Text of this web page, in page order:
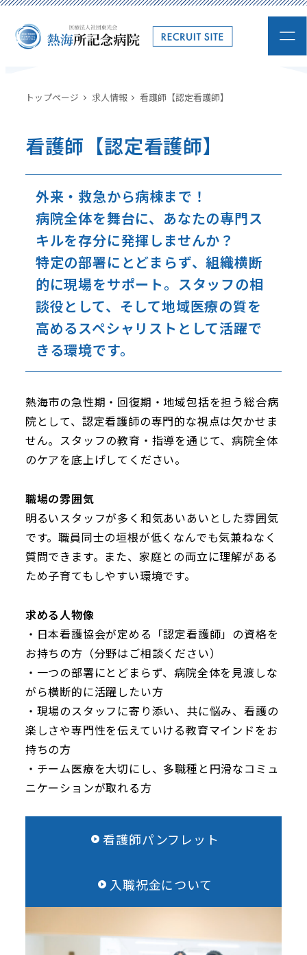
トップページ 求人情報 看護師【認定看護師】
看護師【認定看護師】
外来・救急から病棟まで！
病院全体を舞台に、あなたの専門ス
キルを存分に発揮しませんか？
特定の部署にとどまらず、組織横断
的に現場をサポート。スタッフの相
談役として、そして地域医療の質を
高めるスペシャリストとして活躍で
きる環境です。
熱海市の急性期・回復期・地域包括を担う総合病
院として、認定看護師の専門的な視点は欠かせま
せん。スタッフの教育・指導を通じて、病院全体
のケアを底上げしてください。
職場の雰囲気
明るいスタッフが多く和気あいあいとした雰囲気
です。職員同士の垣根が低くなんでも気兼ねなく
質問できます。また、家庭との両立に理解がある
ため子育てもしやすい環境です。
求める人物像
・日本看護協会が定める「認定看護師」の資格を
お持ちの方（分野はご相談ください）
・一つの部署にとどまらず、病院全体を見渡しな
がら横断的に活躍したい方
・現場のスタッフに寄り添い、共に悩み、看護の
楽しさや専門性を伝えていける教育マインドをお
持ちの方
・チーム医療を大切にし、多職種と円滑なコミュ
ニケーションが取れる方
看護師パンフレット
入職祝金について